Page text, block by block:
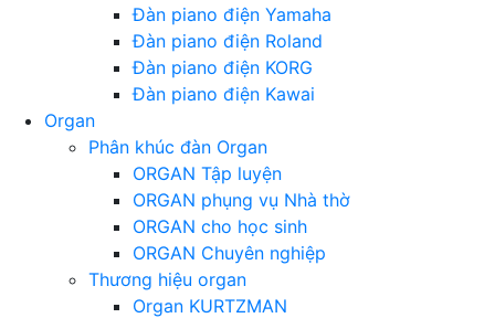
Đàn piano điện Yamaha
Đàn piano điện Roland
Đàn piano điện KORG
Đàn piano điện Kawai
Organ
Phân khúc đàn Organ
ORGAN Tập luyện
ORGAN phụng vụ Nhà thờ
ORGAN cho học sinh
ORGAN Chuyên nghiệp
Thương hiệu organ
Organ KURTZMAN